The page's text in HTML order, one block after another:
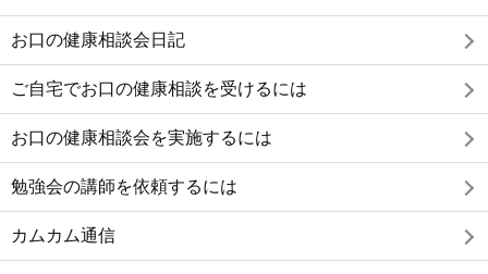
お口の健康相談会日記
ご自宅でお口の健康相談を受けるには
お口の健康相談会を実施するには
勉強会の講師を依頼するには
カムカム通信